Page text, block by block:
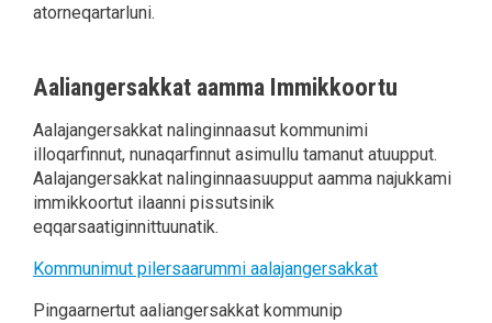
atorneqartarluni.
Aaliangersakkat aamma Immikkoortu
Aalajangersakkat nalinginnaasut kommunimi
illoqarfinnut, nunaqarfinnut asimullu tamanut atuupput.
Aalajangersakkat nalinginnaasuupput aamma najukkami
immikkoortut ilaanni pissutsinik
eqqarsaatiginnittuunatik.
Kommunimut pilersaarummi aalajangersakkat
Pingaarnertut aaliangersakkat kommunip